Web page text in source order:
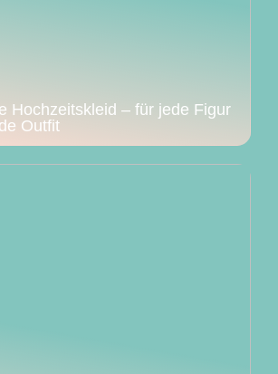
Hochzeitskleid – für jede Figur
Outfit